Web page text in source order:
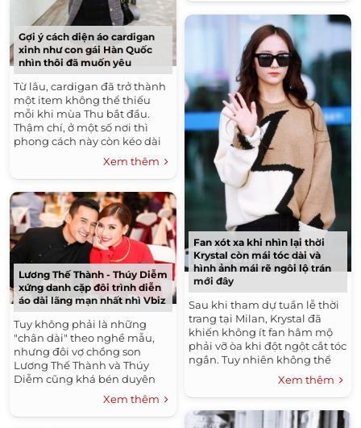
Gợi ý cách diện áo cardigan
xinh như con gái Hàn Quốc
nhìn thôi đã muốn yêu
Từ lâu, cardigan đã trở thành
một item không thể thiếu
mỗi khi mùa Thu bắt đầu.
Thậm chí, ở một số nơi thì
phong cách này còn kéo dài
từ mùa Thu, đến mùa Xuân
năm sau. Dù nguyên...
Xem thêm
Lương Thế Thành - Thúy Diễm
xứng danh cặp đôi trình diễn
áo dài lãng mạn nhất nhì Vbiz
Tuy không phải là những
"chân dài" theo nghề mẫu,
nhưng đôi vợ chồng son
Lương Thế Thành và Thúy
Diễm cũng khá bén duyên
với sàn catwalk. Với sắc vóc
đúng chuẩn "nam thanh, nữ
tú",...
Xem thêm
Fan xót xa khi nhìn lại thời
Krystal còn mái tóc dài và
hình ảnh mái rẽ ngôi lộ trán
mới đây
Sau khi tham dự tuần lễ thời
trang tại Milan, Krystal đã
khiến không ít fan hâm mộ
phải vỡ òa khi đột ngột cắt tóc
ngắn. Tuy nhiên không thể
phủ nhận chính mái tóc ngắn
Xem thêm